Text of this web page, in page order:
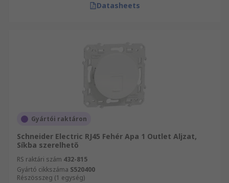
Datasheets
Gyártói raktáron
Schneider Electric RJ45 Fehér Apa 1 Outlet Aljzat,
Síkba szerelhető
RS raktári szám 432-815
Gyártó cikkszáma S520400
Részösszeg (1 egység)